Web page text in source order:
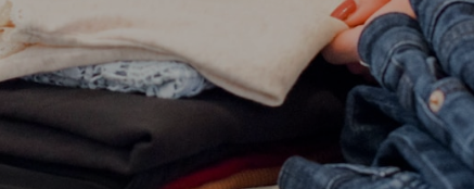
ウエス
Waste Rag